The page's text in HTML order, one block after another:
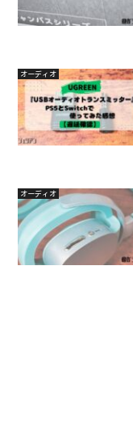
オーディオ
オーディオ